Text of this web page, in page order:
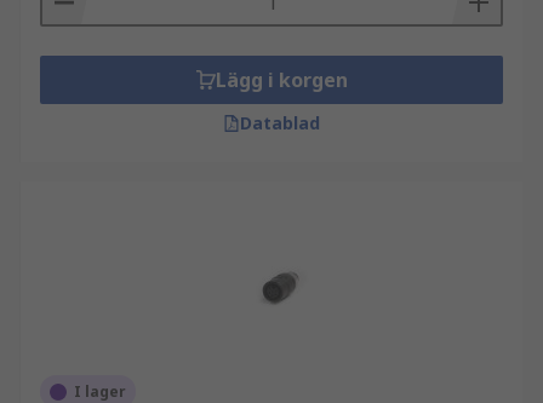
Lägg i korgen
Datablad
I lager